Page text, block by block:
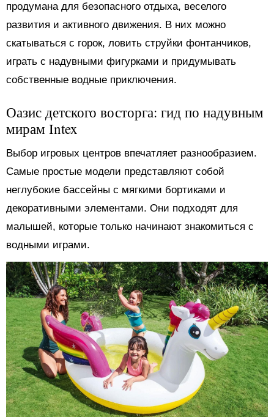
продумана для безопасного отдыха, веселого
развития и активного движения. В них можно
скатываться с горок, ловить струйки фонтанчиков,
играть с надувными фигурками и придумывать
собственные водные приключения.
Оазис детского восторга: гид по надувным
мирам Intex
Выбор игровых центров впечатляет разнообразием.
Самые простые модели представляют собой
неглубокие бассейны с мягкими бортиками и
декоративными элементами. Они подходят для
малышей, которые только начинают знакомиться с
водными играми.